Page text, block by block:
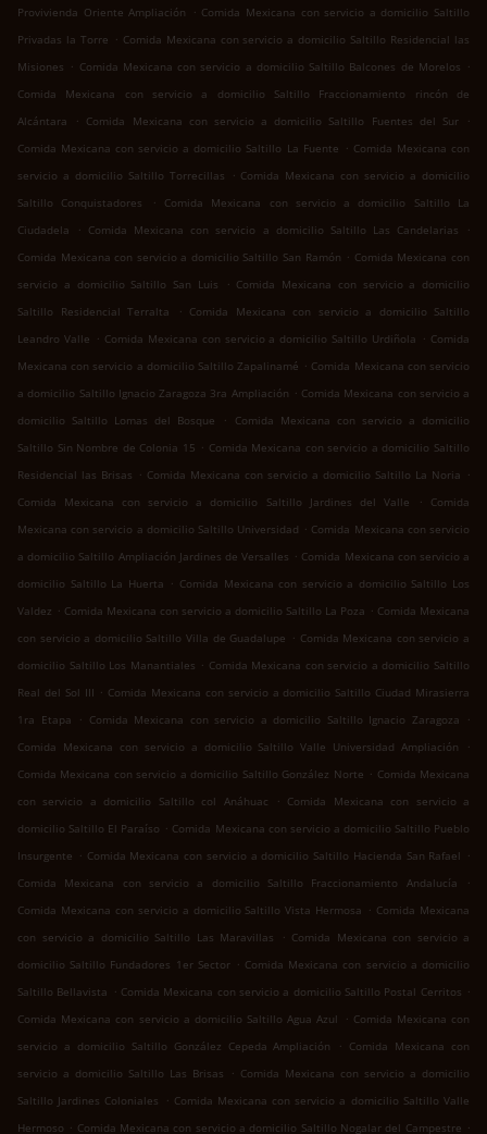
Provivienda Oriente Ampliación
. Comida Mexicana con servicio a domicilio Saltillo
Privadas la Torre . Comida Mexicana con servicio a domicilio Saltillo Residencial las
Misiones . Comida Mexicana con servicio a domicilio Saltillo Balcones de Morelos .
Comida Mexicana con servicio a domicilio Saltillo Fraccionamiento rincón de
Alcántara
. Comida Mexicana con servicio a domicilio Saltillo Fuentes del Sur
.
Comida Mexicana con servicio a domicilio Saltillo La Fuente . Comida Mexicana con
servicio a domicilio Saltillo Torrecillas
. Comida Mexicana con servicio a domicilio
Saltillo Conquistadores
.
Comida Mexicana con servicio a domicilio Saltillo La
Ciudadela
. Comida Mexicana con servicio a domicilio Saltillo Las Candelarias
.
Comida Mexicana con servicio a domicilio Saltillo San Ramón . Comida Mexicana con
servicio a domicilio Saltillo San Luis
. Comida Mexicana con servicio a domicilio
Saltillo Residencial Terralta
. Comida Mexicana con servicio a domicilio Saltillo
Leandro Valle . Comida Mexicana con servicio a domicilio Saltillo Urdiñola . Comida
Mexicana con servicio a domicilio Saltillo Zapalinamé . Comida Mexicana con servicio
a domicilio Saltillo Ignacio Zaragoza 3ra Ampliación . Comida Mexicana con servicio a
domicilio Saltillo Lomas del Bosque
.
Comida Mexicana con servicio a domicilio
Saltillo Sin Nombre de Colonia 15 . Comida Mexicana con servicio a domicilio Saltillo
Residencial las Brisas . Comida Mexicana con servicio a domicilio Saltillo La Noria .
Comida Mexicana con servicio a domicilio Saltillo Jardines del Valle
.
Comida
Mexicana con servicio a domicilio Saltillo Universidad . Comida Mexicana con servicio
a domicilio Saltillo Ampliación Jardines de Versalles . Comida Mexicana con servicio a
domicilio Saltillo La Huerta . Comida Mexicana con servicio a domicilio Saltillo Los
Valdez . Comida Mexicana con servicio a domicilio Saltillo La Poza . Comida Mexicana
con servicio a domicilio Saltillo Villa de Guadalupe . Comida Mexicana con servicio a
domicilio Saltillo Los Manantiales . Comida Mexicana con servicio a domicilio Saltillo
Real del Sol III . Comida Mexicana con servicio a domicilio Saltillo Ciudad Mirasierra
1ra Etapa
. Comida Mexicana con servicio a domicilio Saltillo Ignacio Zaragoza
.
Comida Mexicana con servicio a domicilio Saltillo Valle Universidad Ampliación
.
Comida Mexicana con servicio a domicilio Saltillo González Norte . Comida Mexicana
con servicio a domicilio Saltillo col Anáhuac
. Comida Mexicana con servicio a
domicilio Saltillo El Paraíso . Comida Mexicana con servicio a domicilio Saltillo Pueblo
Insurgente . Comida Mexicana con servicio a domicilio Saltillo Hacienda San Rafael .
Comida Mexicana con servicio a domicilio Saltillo Fraccionamiento Andalucía
.
Comida Mexicana con servicio a domicilio Saltillo Vista Hermosa . Comida Mexicana
con servicio a domicilio Saltillo Las Maravillas
. Comida Mexicana con servicio a
domicilio Saltillo Fundadores 1er Sector . Comida Mexicana con servicio a domicilio
Saltillo Bellavista . Comida Mexicana con servicio a domicilio Saltillo Postal Cerritos .
Comida Mexicana con servicio a domicilio Saltillo Agua Azul
. Comida Mexicana con
servicio a domicilio Saltillo González Cepeda Ampliación
. Comida Mexicana con
servicio a domicilio Saltillo Las Brisas
. Comida Mexicana con servicio a domicilio
Saltillo Jardines Coloniales
. Comida Mexicana con servicio a domicilio Saltillo Valle
Hermoso . Comida Mexicana con servicio a domicilio Saltillo Nogalar del Campestre .